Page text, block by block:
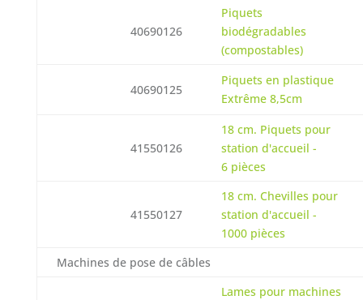
40690126
Piquets
biodégradables
(compostables)
40690125
Piquets en plastique
Extrême 8,5cm
41550126
18 cm. Piquets pour
station d'accueil -
6 pièces
41550127
18 cm. Chevilles pour
station d'accueil -
1000 pièces
Machines de pose de câbles
Lames pour machines